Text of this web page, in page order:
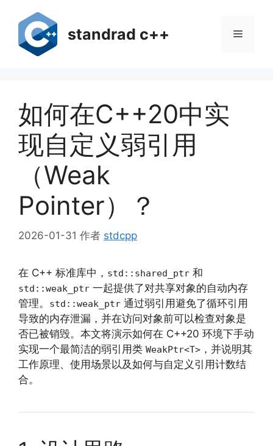
standrad c++ 菜
如何在C++20中实
现自定义弱引用
（Weak
Pointer）？
2026-01-31 作者 stdcpp
在 C++ 标准库中， std::shared_ptr 和
std::weak_ptr 一起提供了对共享对象的自动内存
管理。
std::weak_ptr 通过弱引用避免了循环引用
导致的内存泄漏，并在访问对象前可以检查对象是
否已被销毁。本文将演示如何在 C++20 环境下手动
实现一个最简洁的弱引用类 WeakPtr<T> ，并说明其
工作原理、使用场景以及如何与自定义引用计数结
合。